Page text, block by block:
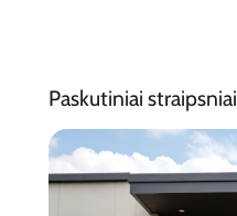
Paskutiniai straipsniai